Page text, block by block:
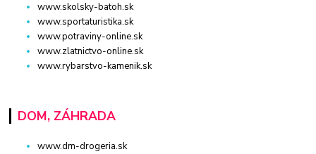
www.skolsky-batoh.sk
www.sportaturistika.sk
www.potraviny-online.sk
www.zlatnictvo-online.sk
www.rybarstvo-kamenik.sk
DOM, ZÁHRADA
www.dm-drogeria.sk